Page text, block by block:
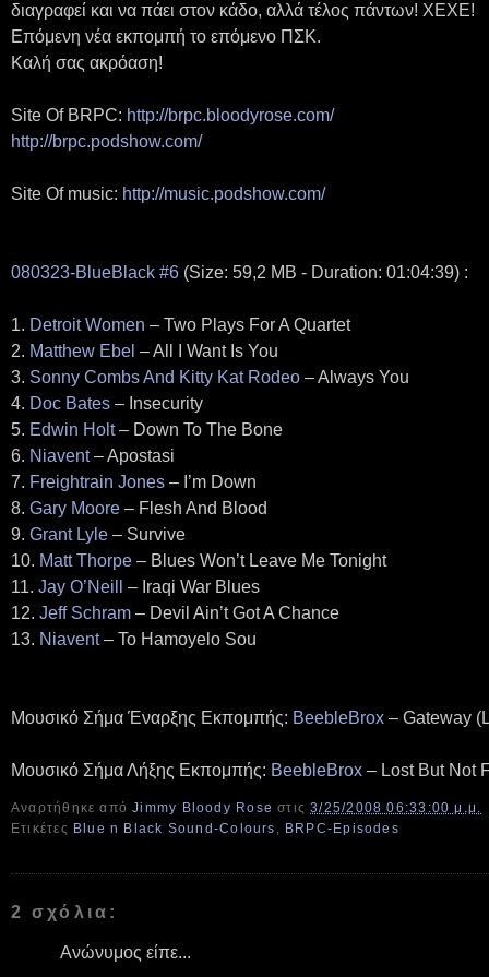
διαγραφεί και να πάει στον κάδο, αλλά τέλος πάντων! ΧΕΧΕ!
Επόμενη νέα εκπομπή το επόμενο ΠΣΚ.
Καλή σας ακρόαση!
Site Of BRPC: http://brpc.bloodyrose.com/
http://brpc.podshow.com/
Site Of music: http://music.podshow.com/
080323-BlueBlack #6 (Size: 59,2 MB - Duration: 01:04:39) :
1. Detroit Women – Two Plays For A Quartet
2. Matthew Ebel – All I Want Is You
3. Sonny Combs And Kitty Kat Rodeo – Always You
4. Doc Bates – Insecurity
5. Edwin Holt– Down To The Bone
6. Niavent– Apostasi
7. Freightrain Jones – I’m Down
8. Gary Moore – Flesh And Blood
9. Grant Lyle – Survive
10. Matt Thorpe – Blues Won’t Leave Me Tonight
11. Jay O’Neill
– Iraqi War Blues
12. Jeff Schram – Devil Ain’t Got A Chance
13. Niavent– To Hamoyelo Sou
Μουσικό Σήμα Έναρξης Εκπομπής: BeebleBrox – Gateway
Μουσικό Σήμα Λήξης Εκπομπής: BeebleBrox – Lost But Not
Αναρτήθηκε απόJimmy Bloody Rose στις3/25/2008 06:33:00 μ.μ.
Ετικέτες Blue n Black Sound-Colours BRPC-Episodes
2 σχόλια:
Ανώνυμος είπε...